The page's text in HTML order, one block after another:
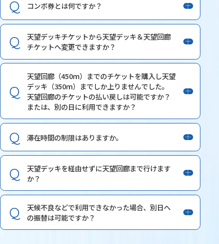
コンボ券とは何ですか？
天望デッキチケットから天望デッキ＆天望回廊
チケットへ変更できますか？
天望回廊（450ｍ）までのチケットを購入し天望
デッキ（350ｍ）までしか上りませんでした。
天望回廊のチケットの払い戻しは可能ですか？
または、別の日に利用できますか？
滞在時間の制限はありますか。
天望デッキを経由せずに天望回廊まで行けます
か？
天候不良などで利用できなかった場合、別日へ
の振替は可能ですか？